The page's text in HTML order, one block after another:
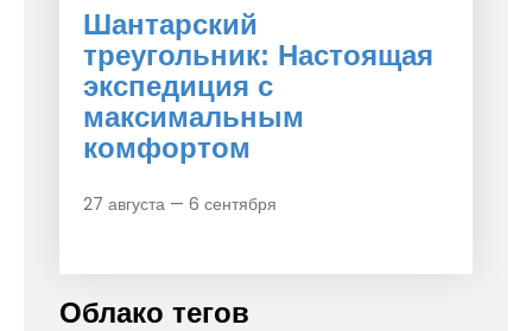
Шантарский
треугольник: Настоящая
экспедиция с
максимальным
комфортом
27 августа — 6 сентября
Облако тегов